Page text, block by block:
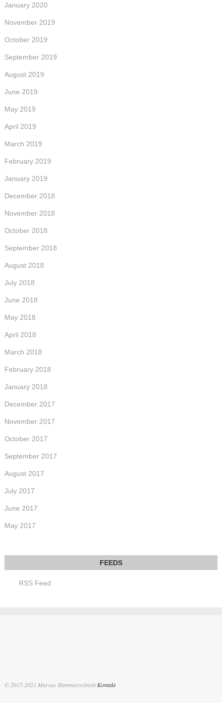
January 2020
November 2019
October 2019
September 2019
August 2019
June 2019
May 2019
April 2019
March 2019
February 2019
January 2019
December 2018
November 2018
October 2018
September 2018
August 2018
July 2018
June 2018
May 2018
April 2018
March 2018
February 2018
January 2018
December 2017
November 2017
October 2017
September 2017
August 2017
July 2017
June 2017
May 2017
RSS Feed
© 2017-2021 Marcus Hammerschmitt Kontakt